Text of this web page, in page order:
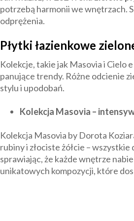
potrzebą harmonii we wnętrzach.
odprężenia.
Płytki łazienkowe
Kolekcje, takie jak Masovia i Cielo
panujące trendy. Różne odcienie
stylu i upodobań.
Kolekcja Masovia –
Kolekcja Masovia by Dorota
rubiny i złociste żółcie –
sprawiając, że każde wnętrze
unikatowych kompozycji, które